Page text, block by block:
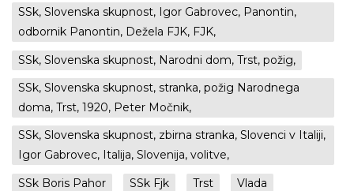
SSk, Slovenska skupnost, Igor Gabrovec, Panontin,
odbornik Panontin, Dežela FJK, FJK,
SSk, Slovenska skupnost, Narodni dom, Trst, požig,
SSk, Slovenska skupnost, stranka, požig Narodnega
doma, Trst, 1920, Peter Močnik,
SSk, Slovenska skupnost, zbirna stranka, Slovenci v Italiji,
Igor Gabrovec, Italija, Slovenija, volitve,
SSk Boris Pahor
SSk Fjk Trst
Vlada